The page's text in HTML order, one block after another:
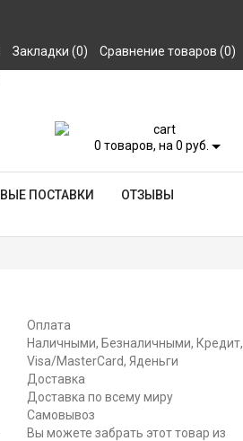
Закладки (0) Сравнение товаров (0)
0 товаров, на 0 руб.
ПОСТАВКИ ОТЗЫВЫ
Оплата
Наличными, Безналичными, Кредит,
Visa/MasterCard, Яденьги
Доставка
Доставка по всему миру
Самовывоз
Вы можете забрать этот товар из